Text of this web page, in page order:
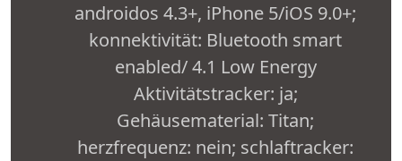
androidos 4.3+, iPhone 5/iOS 9.0+;
konnektivität: Bluetooth smart
enabled/ 4.1 Low Energy
Aktivitätstracker: ja;
Gehäusematerial: Titan;
herzfrequenz: nein; schlaftracker: